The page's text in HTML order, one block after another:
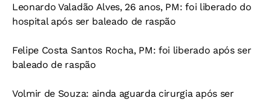
Leonardo Valadão Alves, 26 anos, PM: foi liberado do
hospital após ser baleado de raspão
Felipe Costa Santos Rocha, PM: foi liberado após ser
baleado de raspão
Volmir de Souza: ainda aguarda cirurgia após ser